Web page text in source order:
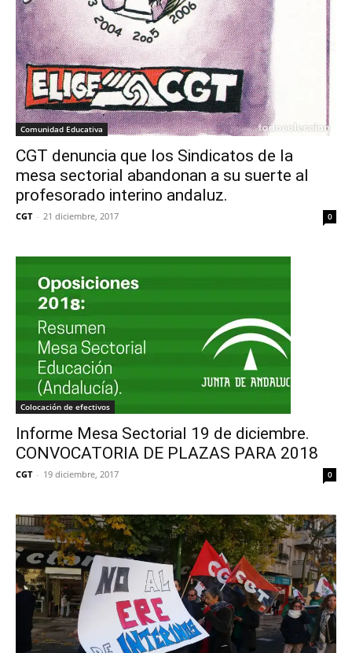
Comunidad Educativa
CGT denuncia que los Sindicatos de la
mesa sectorial abandonan a su suerte al
profesorado interino andaluz.
CGT - 21 diciembre, 2017 0
Colocación de efectivos
Informe Mesa Sectorial 19 de diciembre.
CONVOCATORIA DE PLAZAS PARA 2018
CGT - 19 diciembre, 2017 0